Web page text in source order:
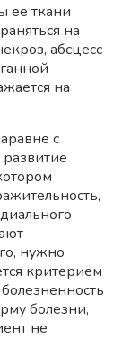
ее ткани
на
абсцесс
на
с
нужно
критерием
болезни,
не